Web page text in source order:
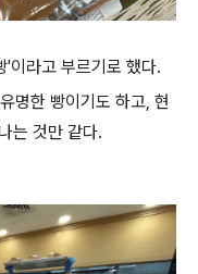
이라고 부르기로 했다.
명한 빵이기도 하고, 현
는 것만 같다.